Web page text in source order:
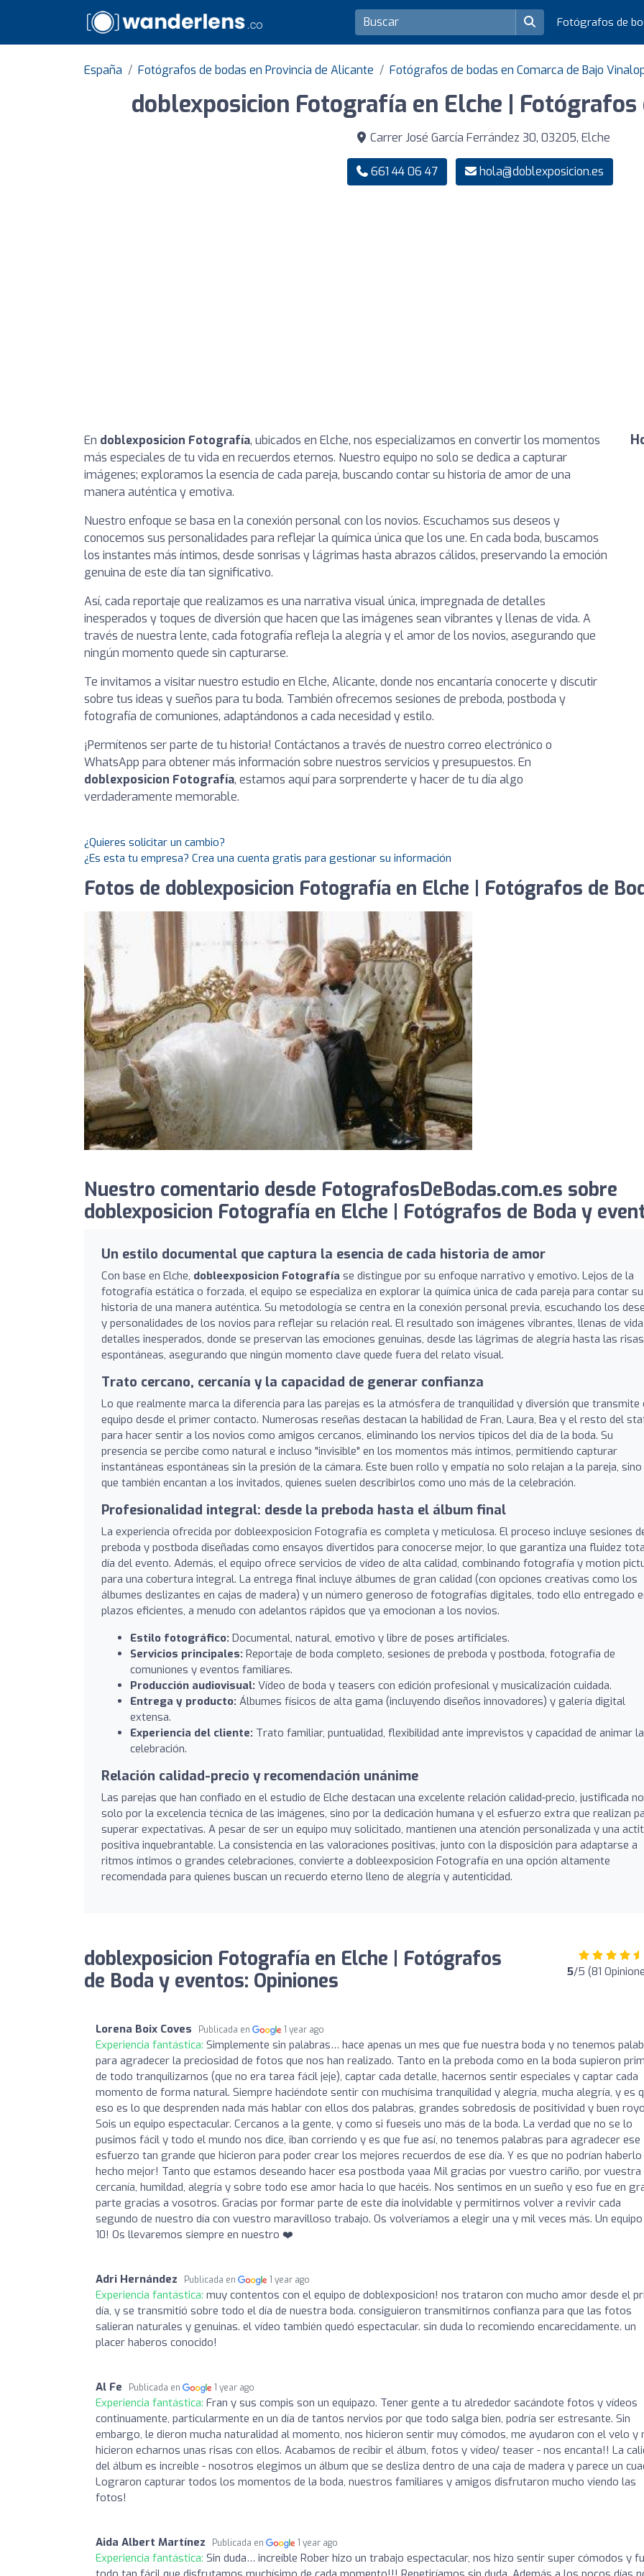
Fotógrafos de
España Fotógrafos de bodas en Provincia de Alicante Fotógrafos de bodas en Comarca de Bajo
doblexposicion Fotografía en Elche | Fotógrafos
Carrer José García Ferrández 30, 03205, Elche
661 44 06 47 hola@doblexposicion.es
En doblexposicion Fotografía, ubicados en Elche, nos especializamos en convertir los momentos
más especiales de tu vida en recuerdos eternos. Nuestro equipo no solo se dedica a capturar
imágenes; exploramos la esencia de cada pareja, buscando contar su historia de amor de una
manera auténtica y emotiva.
Nuestro enfoque se basa en la conexión personal con los novios. Escuchamos sus deseos y
conocemos sus personalidades para reflejar la química única que los une. En cada boda, buscamos
los instantes más íntimos, desde sonrisas y lágrimas hasta abrazos cálidos, preservando la emoción
genuina de este día tan significativo.
Así, cada reportaje que realizamos es una narrativa visual única, impregnada de detalles
inesperados y toques de diversión que hacen que las imágenes sean vibrantes y llenas de vida. A
través de nuestra lente, cada fotografía refleja la alegría y el amor de los novios, asegurando que
ningún momento quede sin capturarse.
Te invitamos a visitar nuestro estudio en Elche, Alicante, donde nos encantaría conocerte y discutir
sobre tus ideas y sueños para tu boda. También ofrecemos sesiones de preboda, postboda y
fotografía de comuniones, adaptándonos a cada necesidad y estilo.
¡Permítenos ser parte de tu historia! Contáctanos a través de nuestro correo electrónico o
WhatsApp para obtener más información sobre nuestros servicios y presupuestos. En
doblexposicion Fotografía, estamos aquí para sorprenderte y hacer de tu día algo
verdaderamente memorable.
¿Quieres solicitar un cambio?
¿Es esta tu empresa? Crea una cuenta gratis para gestionar su información
Fotos de doblexposicion Fotografía en Elche | Fotógrafos de
Nuestro comentario desde FotografosDeBodas.com.es sobre
doblexposicion Fotografía en Elche | Fotógrafos de Boda y
Un estilo documental que captura la esencia de cada historia de amor
Con base en Elche, dobleexposicion Fotografía se distingue por su enfoque narrativo y emotivo. Lejos de la
fotografía estática o forzada, el equipo se especializa en explorar la química única de cada pareja para contar su
historia de una manera auténtica. Su metodología se centra en la conexión personal previa, escuchando los
y personalidades de los novios para reflejar su relación real. El resultado son imágenes vibrantes, llenas de
detalles inesperados, donde se preservan las emociones genuinas, desde las lágrimas de alegría hasta las risas
espontáneas, asegurando que ningún momento clave quede fuera del relato visual.
Trato cercano, cercanía y la capacidad de generar confianza
Lo que realmente marca la diferencia para las parejas es la atmósfera de tranquilidad y diversión que transmite
equipo desde el primer contacto. Numerosas reseñas destacan la habilidad de Fran, Laura, Bea y el resto del
para hacer sentir a los novios como amigos cercanos, eliminando los nervios típicos del día de la boda. Su
presencia se percibe como natural e incluso "invisible" en los momentos más íntimos, permitiendo capturar
instantáneas espontáneas sin la presión de la cámara. Este buen rollo y empatía no solo relajan a la pareja, sino
que también encantan a los invitados, quienes suelen describirlos como uno más de la celebración.
Profesionalidad integral: desde la preboda hasta el álbum final
La experiencia ofrecida por dobleexposicion Fotografía es completa y meticulosa. El proceso incluye sesiones
preboda y postboda diseñadas como ensayos divertidos para conocerse mejor, lo que garantiza una fluidez
día del evento. Además, el equipo ofrece servicios de vídeo de alta calidad, combinando fotografía y motion
para una cobertura integral. La entrega final incluye álbumes de gran calidad (con opciones creativas como los
álbumes deslizantes en cajas de madera) y un número generoso de fotografías digitales, todo ello entregado
plazos eficientes, a menudo con adelantos rápidos que ya emocionan a los novios.
Estilo fotográfico: Documental, natural, emotivo y libre de poses artificiales.
Servicios principales: Reportaje de boda completo, sesiones de preboda y postboda, fotografía de
comuniones y eventos familiares.
Producción audiovisual: Vídeo de boda y teasers con edición profesional y musicalización cuidada.
Entrega y producto: Álbumes físicos de alta gama (incluyendo diseños innovadores) y galería digital
extensa.
Experiencia del cliente: Trato familiar, puntualidad, flexibilidad ante imprevistos y capacidad de animar la
celebración.
Relación calidad-precio y recomendación unánime
Las parejas que han confiado en el estudio de Elche destacan una excelente relación calidad-precio, justificada no
solo por la excelencia técnica de las imágenes, sino por la dedicación humana y el esfuerzo extra que realizan
superar expectativas. A pesar de ser un equipo muy solicitado, mantienen una atención personalizada y una
positiva inquebrantable. La consistencia en las valoraciones positivas, junto con la disposición para adaptarse a
ritmos íntimos o grandes celebraciones, convierte a dobleexposicion Fotografía en una opción altamente
recomendada para quienes buscan un recuerdo eterno lleno de alegría y autenticidad.
doblexposicion Fotografía en Elche | Fotógrafos
de Boda y eventos: Opiniones
5/5 (81
Lorena Boix Coves Publicada en 1 year ago
Experiencia fantástica: Simplemente sin palabras… hace apenas un mes que fue nuestra boda y no tenemos
para agradecer la preciosidad de fotos que nos han realizado. Tanto en la preboda como en la boda supieron
de todo tranquilizarnos (que no era tarea fácil jeje), captar cada detalle, hacernos sentir especiales y captar cada
momento de forma natural. Siempre haciéndote sentir con muchísima tranquilidad y alegría, mucha alegría, y es
eso es lo que desprenden nada más hablar con ellos dos palabras, grandes sobredosis de positividad y buen
Sois un equipo espectacular. Cercanos a la gente, y como si fueseis uno más de la boda. La verdad que no se lo
pusimos fácil y todo el mundo nos dice, iban corriendo y es que fue así, no tenemos palabras para agradecer ese
esfuerzo tan grande que hicieron para poder crear los mejores recuerdos de ese día. Y es que no podrían haberlo
hecho mejor! Tanto que estamos deseando hacer esa postboda yaaa Mil gracias por vuestro cariño, por vuestra
cercanía, humildad, alegría y sobre todo ese amor hacia lo que hacéis. Nos sentimos en un sueño y eso fue en
parte gracias a vosotros. Gracias por formar parte de este día inolvidable y permitirnos volver a revivir cada
segundo de nuestro día con vuestro maravilloso trabajo. Os volveríamos a elegir una y mil veces más. Un
10! Os llevaremos siempre en nuestro ❤️
Adri Hernández Publicada en 1 year ago
Experiencia fantástica: muy contentos con el equipo de doblexposicion! nos trataron con mucho amor desde el
día, y se transmitió sobre todo el día de nuestra boda. consiguieron transmitirnos confianza para que las fotos
salieran naturales y genuinas. el vídeo también quedó espectacular. sin duda lo recomiendo encarecidamente. un
placer haberos conocido!
Al Fe Publicada en 1 year ago
Experiencia fantástica: Fran y sus compis son un equipazo. Tener gente a tu alrededor sacándote fotos y vídeos
continuamente, particularmente en un día de tantos nervios por que todo salga bien, podría ser estresante. Sin
embargo, le dieron mucha naturalidad al momento, nos hicieron sentir muy cómodos, me ayudaron con el velo y
hicieron echarnos unas risas con ellos. Acabamos de recibir el álbum, fotos y vídeo/ teaser - nos encanta!! La
del álbum es increíble - nosotros elegimos un álbum que se desliza dentro de una caja de madera y parece un
Lograron capturar todos los momentos de la boda, nuestros familiares y amigos disfrutaron mucho viendo las
fotos!
Aida Albert Martínez Publicada en 1 year ago
Experiencia fantástica: Sin duda… increíble Rober hizo un trabajo espectacular, nos hizo sentir super cómodos y